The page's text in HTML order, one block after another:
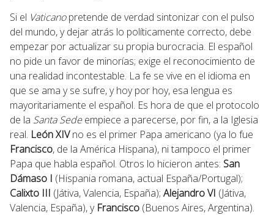
Si el Vaticanopretende de verdad sintonizar con el pulso
del mundo, y dejar atrás lo políticamente correcto, debe
empezar por actualizar su propia burocracia. El español
no pide un favor de minorías; exige el reconocimiento de
una realidad incontestable. La fe se vive en el idioma en
que se ama y se sufre, y hoy por hoy, esa lengua es
mayoritariamente el español. Es hora de que el protocolo
de la Santa Sedeempiece a parecerse, por fin, a la Iglesia
real. León XIVno es el primer Papa americano (ya lo fue
Francisco, de la América Hispana), ni tampoco el primer
Papa que habla español. Otros lo hicieron antes: San
Dámaso I (Hispania romana, actual España/Portugal);
Calixto III (Játiva, Valencia, España); Alejandro VI (Játiva,
Valencia, España), y Francisco (Buenos Aires, Argentina).